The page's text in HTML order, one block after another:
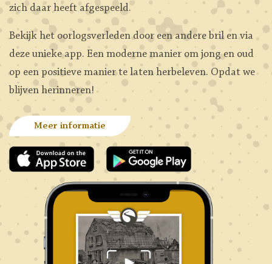
zich daar heeft afgespeeld.
Bekijk het oorlogsverleden door een andere bril en via
deze unieke app. Een moderne manier om jong en oud
op een positieve manier te laten herbeleven. Opdat we
blijven herinneren!
Meer informatie